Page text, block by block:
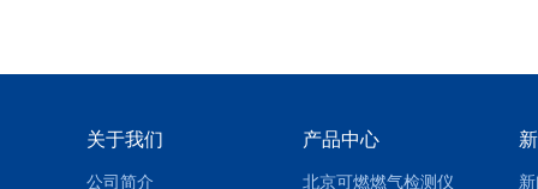
关于我们
公司简介
产品中心
北京可燃燃气检测仪